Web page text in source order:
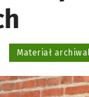
Materiał